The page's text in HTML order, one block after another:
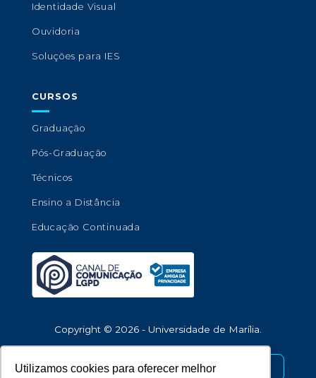
Utilizamos cookies para oferecer melhor
Identidade Visual
Ouvidoria
Soluções para IES
CURSOS
Graduação
Pós-Graduação
Técnicos
Ensino a Distância
Educação Continuada
Copyright © 2026 - Universidade de Marília.
Desenvolvido por